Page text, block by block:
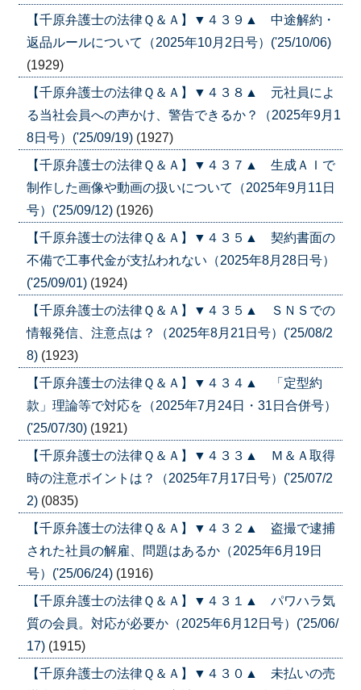
【千原弁護士の法律Ｑ＆Ａ】▼４３９▲ 中途解約・
返品ルールについて（2025年10月2日号）('25/10/06)
(1929)
【千原弁護士の法律Ｑ＆Ａ】▼４３８▲ 元社員によ
る当社会員への声かけ、警告できるか？（2025年9月1
8日号）('25/09/19) (1927)
【千原弁護士の法律Ｑ＆Ａ】▼４３７▲ 生成ＡＩで
制作した画像や動画の扱いについて（2025年9月11日
号）('25/09/12) (1926)
【千原弁護士の法律Ｑ＆Ａ】▼４３５▲ 契約書面の
不備で工事代金が支払われない（2025年8月28日号）
('25/09/01) (1924)
【千原弁護士の法律Ｑ＆Ａ】▼４３５▲ ＳＮＳでの
情報発信、注意点は？（2025年8月21日号）('25/08/2
8) (1923)
【千原弁護士の法律Ｑ＆Ａ】▼４３４▲ 「定型約
款」理論等で対応を（2025年7月24日・31日合併号）
('25/07/30) (1921)
【千原弁護士の法律Ｑ＆Ａ】▼４３３▲ Ｍ＆Ａ取得
時の注意ポイントは？（2025年7月17日号）('25/07/2
2) (0835)
【千原弁護士の法律Ｑ＆Ａ】▼４３２▲ 盗撮で逮捕
された社員の解雇、問題はあるか（2025年6月19日
号）('25/06/24) (1916)
【千原弁護士の法律Ｑ＆Ａ】▼４３１▲ パワハラ気
質の会員。対応が必要か（2025年6月12日号）('25/06/
17) (1915)
【千原弁護士の法律Ｑ＆Ａ】▼４３０▲ 未払いの売